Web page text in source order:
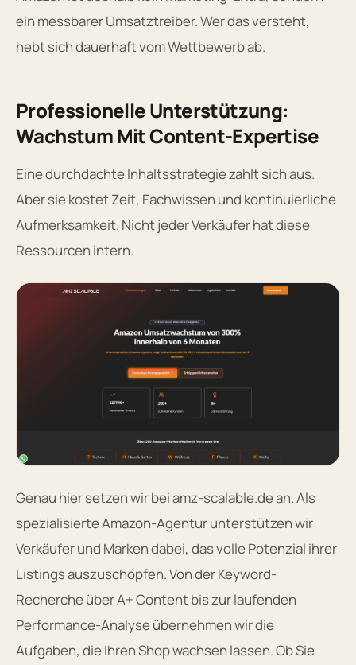
ein messbarer Umsatztreiber. Wer das versteht,
hebt sich dauerhaft vom Wettbewerb ab.
Professionelle Unterstützung:
Wachstum Mit Content-Expertise
Eine durchdachte Inhaltsstrategie zahlt sich aus.
Aber sie kostet Zeit, Fachwissen und kontinuierliche
Aufmerksamkeit. Nicht jeder Verkäufer hat diese
Ressourcen intern.
Genau hier setzen wir bei amz-scalable.de an. Als
spezialisierte Amazon-Agentur unterstützen wir
Verkäufer und Marken dabei, das volle Potenzial ihrer
Listings auszuschöpfen. Von der Keyword-
Recherche über A+ Content bis zur laufenden
Performance-Analyse übernehmen wir die
Aufgaben, die Ihren Shop wachsen lassen. Ob Sie